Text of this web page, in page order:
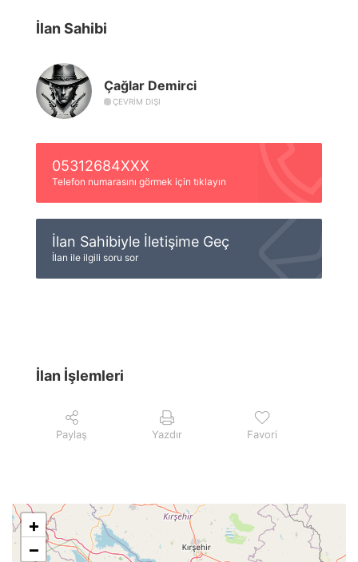
İlan Sahibi
Çağlar Demirci
ÇEVRIM DIŞI
05312684XXX
Telefon numarasını görmek için tıklayın
İlan Sahibiyle İletişime Geç
İlan ile ilgili soru sor
İlan İşlemleri
Paylaş Yazdır Favori
+
−